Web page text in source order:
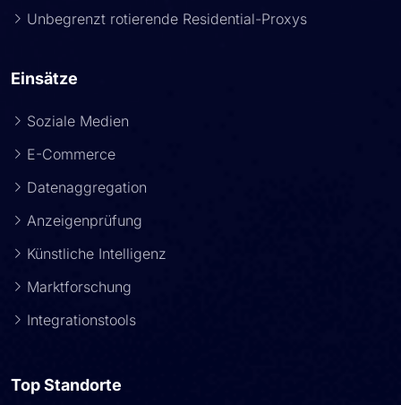
Unbegrenzt rotierende Residential-Proxys
Einsätze
Soziale Medien
E-Commerce
Datenaggregation
Anzeigenprüfung
Künstliche Intelligenz
Marktforschung
Integrationstools
Top Standorte